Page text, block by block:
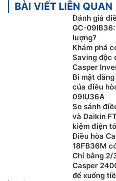
BÀI VIẾT LIÊN QUAN
Đánh giá
GC-
lượng?
Khám phá
Saving độc
Casper
Bí mật
của điều
09IU36A
So sánh
và Daikin
kiệm điện
Điều hòa
18FB36M
Chỉ bằng 2/
Casper
để xuống